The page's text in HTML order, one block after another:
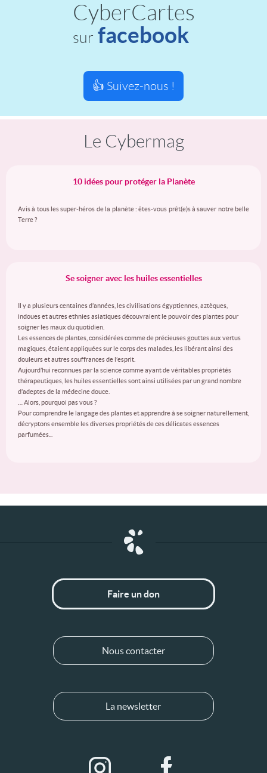
CyberCartes
sur facebook
👍 Suivez-nous !
Le Cybermag
10 idées pour protéger la Planète
Avis à tous les super-héros de la planète : êtes-vous prêt(e)s à sauver notre belle
Terre ?
Se soigner avec les huiles essentielles
Il y a plusieurs centaines d’années, les civilisations égyptiennes, aztèques,
indoues et autres ethnies asiatiques découvraient le pouvoir des plantes pour
soigner les maux du quotidien.
Les essences de plantes, considérées comme de précieuses gouttes aux vertus
magiques, étaient appliquées sur le corps des malades, les libérant ainsi des
douleurs et autres souffrances de l’esprit.
Aujourd’hui reconnues par la science comme ayant de véritables propriétés
thérapeutiques, les huiles essentielles sont ainsi utilisées par un grand nombre
d’adeptes de la médecine douce.
… Alors, pourquoi pas vous ?
Pour comprendre le langage des plantes et apprendre à se soigner naturellement,
décryptons ensemble les diverses propriétés de ces délicates essences
parfumées...
Faire un don
Nous contacter
La newsletter